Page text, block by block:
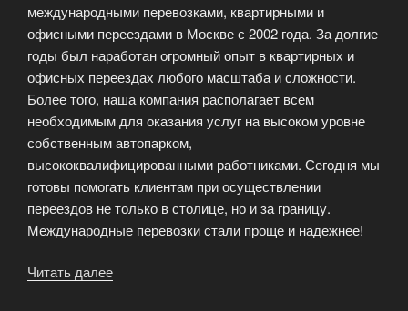
международными перевозками, квартирными и
офисными переездами в Москве с 2002 года. За долгие
годы был наработан огромный опыт в квартирных и
офисных переездах любого масштаба и сложности.
Более того, наша компания располагает всем
необходимым для оказания услуг на высоком уровне
собственным автопарком,
высококвалифицированными работниками. Сегодня мы
готовы помогать клиентам при осуществлении
переездов не только в столице, но и за границу.
Международные перевозки стали проще и надежнее!
Читать далее